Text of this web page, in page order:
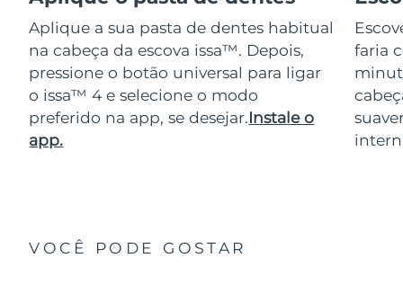
Aplique a sua pasta de dentes habitual
na cabeça da escova issa™. Depois,
pressione o botão universal para ligar
o issa™ 4 e selecione o modo
preferido na app, se desejar.Instale o
app.
faria
VOCÊ PODE GOSTAR